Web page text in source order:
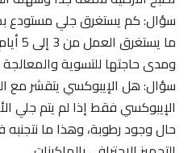
ما يستغرق
ومدى حاجتها للتسوية والمعالجة
سؤال: هل الإيبوكسي يتقشر مع
الإيبوكسي فقط إذا لم يتم جلي
حال وجود رطوبة، وهذا ما نتجنبه